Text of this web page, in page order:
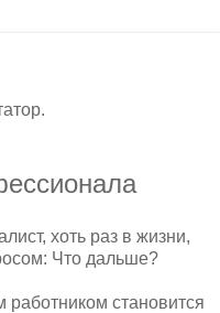
хоть раз в жизни,
Что дальше?
становится